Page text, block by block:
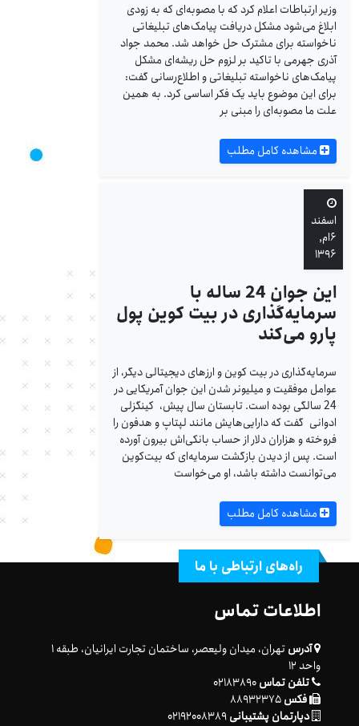
وزیر ارتباطات اعلام کرد که با مصوبه‌ای که به زودی
ابلاغ می‌شود مشکل دریافت پیامک‌های تبلیغاتی
ناخواسته برای مشترک حل خواهد شد. محمد جواد
آذری جهرمی با تاکید بر لزوم حل ریشه‌ای مشکل
پیامک‌های ناخواسته تبلیغاتی و اطلاع‌رسانی گفت:
برای این موضوع باید یک فکر اساسی کرد. به همین
علت ما مصوبه‌ای را مبنی بر
مشاهده کامل مطلب
اسفند
۶ام,
۱۳۹۶
این جوان 24 ساله با
سرمایه‌گذاری در بیت کوین پول
پارو می‌کند
سرمایه‌گذاری در بیت کوین و ارزهای دیجیتالی دیگر، از
عوامل موفقیت و میلیونر شدن این جوان آمریکایی در
24 سالگی بوده است. تابستان سال پیش، کینگزلی
ادوانی گفت که دارایی‌هایش مانند لپتاپ و هدفون را
فروخته و هزاران دلار از حساب بانکی‌اش بیرون آورده
است. پس از دیدن بازگشت سرمایه‌ای که بیت‌کوین
می‌توانست داشته باشد، او می‌خواست
مشاهده کامل مطلب
راه‌های ارتباطی با ما
اطلاعات تماس
آدرس
تهران، میدان ولیعصر، ساختمان تجارت ایرانیان، طبقه ۱
واحد ۱۲
تلفن تماس۰۲۱۸۳۸۹۰
فکس۸۸۹۳۲۳۷۵
دپارتمان پشتیبانی۰۲۱۹۲۰۰۸۳۸۹